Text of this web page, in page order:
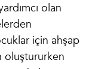
olan
için ahşap
oluştururken